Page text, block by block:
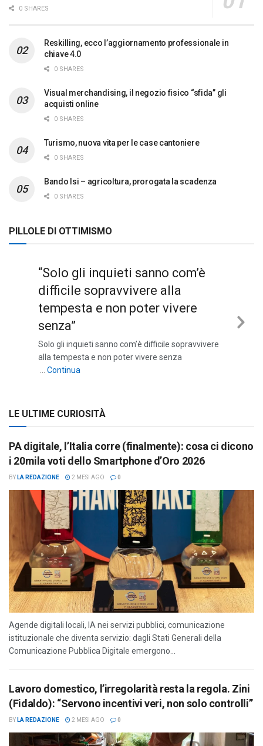
0 SHARES
Reskilling, ecco l’aggiornamento professionale in
chiave 4.0
0 SHARES
Visual merchandising, il negozio fisico “sfida” gli
acquisti online
0 SHARES
Turismo, nuova vita per le case cantoniere
0 SHARES
Bando Isi – agricoltura, prorogata la scadenza
0 SHARES
PILLOLE DI OTTIMISMO
“Solo gli inquieti sanno com’è
difficile sopravvivere alla
tempesta e non poter vivere
senza”
Solo gli inquieti sanno com’è difficile sopravvivere
alla tempesta e non poter vivere senza
… Continua
LE ULTIME CURIOSITÀ
PA digitale, l’Italia corre (finalmente): cosa ci dicono
i 20mila voti dello Smartphone d’Oro 2026
BY LA REDAZIONE 2 MESI AGO 0
Agende digitali locali, IA nei servizi pubblici, comunicazione
istituzionale che diventa servizio: dagli Stati Generali della
Comunicazione Pubblica Digitale emergono...
Lavoro domestico, l’irregolarità resta la regola. Zini
(Fidaldo): “Servono incentivi veri, non solo controlli”
BY LA REDAZIONE 2 MESI AGO 0